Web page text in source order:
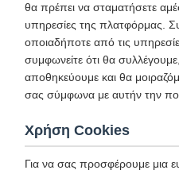
θα πρέπει να σταματήσετε
υπηρεσίες της πλατφόρμας.
οποιαδήποτε από τις
συμφωνείτε ότι θα
αποθηκεύουμε και θα
σας σύμφωνα με αυτήν την
Χρήση Cookies
Για να σας προσφέρουμε μια